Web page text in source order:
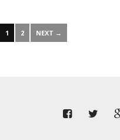
1 2 NEXT →